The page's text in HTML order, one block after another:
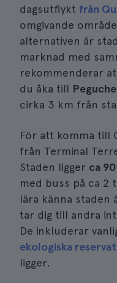
dagsutflykt från
omgivande
alternativen är
marknad med
rekommenderar
du åka till
cirka 3 km från
För att komma till
från Terminal
Staden ligger ca
med buss på ca 2
lära känna
tar dig till andra
De inkluderar
ekologiska reservat
ligger.